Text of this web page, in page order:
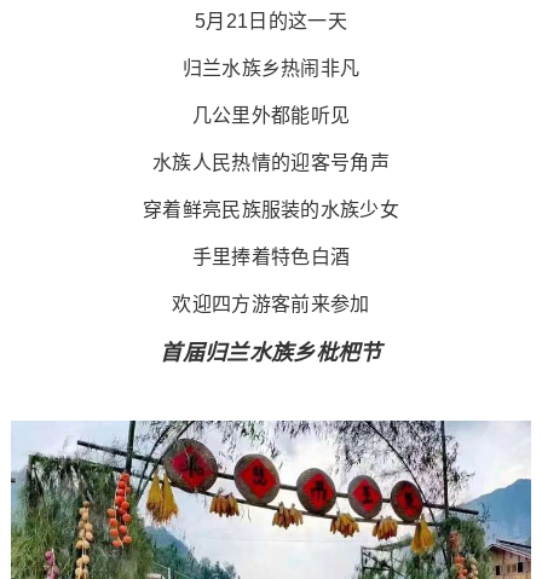
5月21日的这一天
归兰水族乡热闹非凡
几公里外都能听见
水族人民热情的迎客号角声
穿着鲜亮民族服装的水族少女
手里捧着特色白酒
欢迎四方游客前来参加
首届归兰水族乡枇杷节